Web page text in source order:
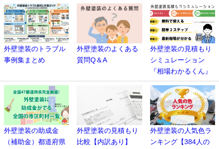
外壁塗装のトラブル
事例集まとめ
外壁塗装のよくある
質問Q＆A
外壁塗装の見積もり
シミュレーション
『相場わかるくん』
外壁塗装の助成金
（補助金）都道府県
外壁塗装の見積もり
比較【内訳あり】
外壁塗装の人気色ラ
ンキング【384人の